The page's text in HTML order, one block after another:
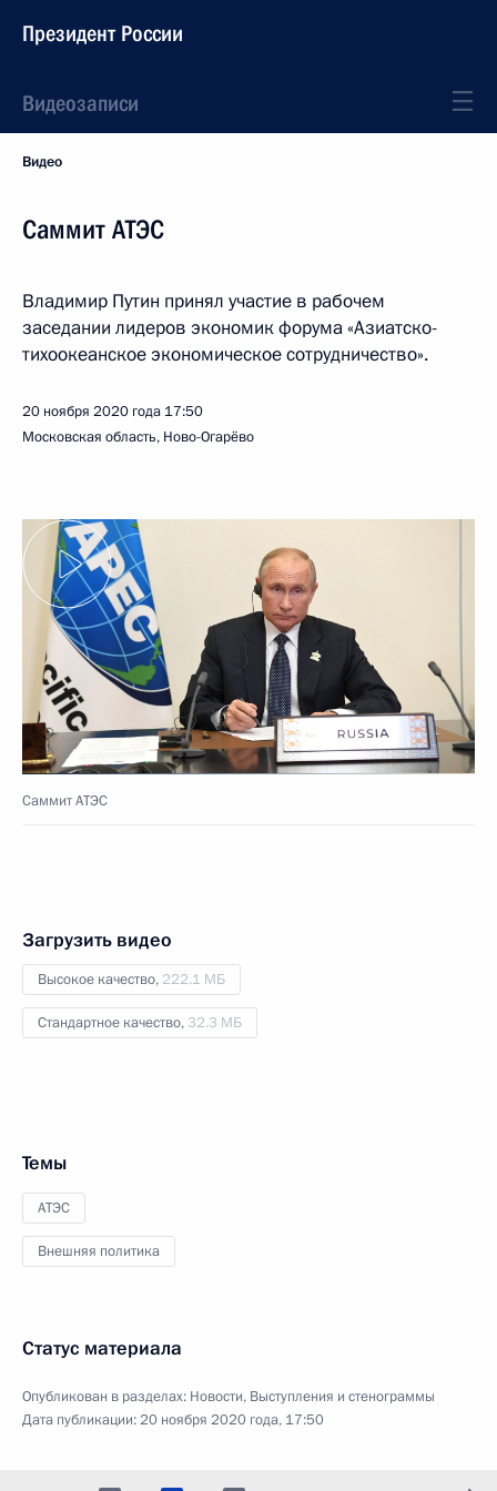
Президент России
Видеозаписи
Видео
Саммит АТЭС
Владимир Путин принял участие в рабочем
заседании лидеров экономик форума «Азиатско-
тихоокеанское экономическое сотрудничество».
20 ноября 2020 года 17:50
Московская область, Ново-Огарёво
Саммит АТЭС
Загрузить видео
Высокое качество, 222.1 МБ
Стандартное качество, 32.3 МБ
Темы
АТЭС
Внешняя политика
Статус материала
Опубликован в разделах: Новости, Выступления и стенограммы
Дата публикации:20 ноября 2020 года, 17:50